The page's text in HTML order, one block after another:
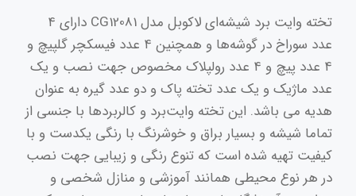
تخته وایت‌ برد شیشه‌ای لاکوبل مدل CG12081 دارای ۴
عدد سوراخ در گوشه‌ها و همچنین ۴ عدد فیسکچر گلپیچ و
۴ عدد پیچ و ۴ عدد رولپلاک مخصوص جهت نصب و یک
عدد ماژیک و یک عدد تخته پاک و دو عدد گیره به عنوان
هدیه می باشد. این تخته وایت‌برد و کالربرد‌ها با جنسی از
تماما شیشه و بسیار براق و خوشرنگ با رنگی یکدست و با
کیفیت تهیه شده است که تنوع رنگی و زیبایی جهت نصب
در هر نوع محیطی همانند آموزشی و منازل شخصی و